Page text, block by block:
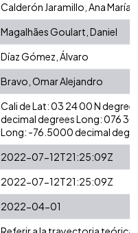
Calderón Jaramillo, Ana María
Magalhães Goulart, Daniel
Díaz Gómez, Álvaro
Bravo, Omar Alejandro
Cali de Lat: 03 24 00 N
decimal degrees Long: 076
Long: -76.5000 decimal
2022-07-12T21:25:09Z
2022-07-12T21:25:09Z
2022-04-01